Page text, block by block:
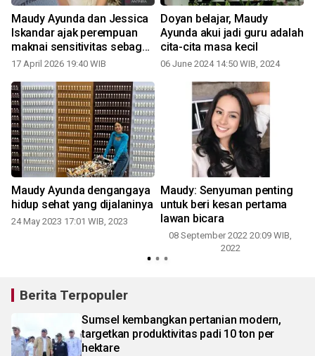
Maudy Ayunda dan Jessica
Iskandar ajak perempuan
maknai sensitivitas sebagai
kekuatan
17 April 2026 19:40 WIB
Doyan belajar, Maudy
Ayunda akui jadi guru adalah
cita-cita masa kecil
06 June 2024 14:50 WIB, 2024
Maudy Ayunda dengangaya
hidup sehat yang dijalaninya
24 May 2023 17:01 WIB, 2023
Maudy: Senyuman penting
untuk beri kesan pertama
lawan bicara
08 September 2022 20:09 WIB,
2022
Berita Terpopuler
Sumsel kembangkan pertanian modern,
targetkan produktivitas padi 10 ton per
hektare